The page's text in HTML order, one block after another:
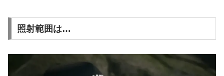
照射範囲は…